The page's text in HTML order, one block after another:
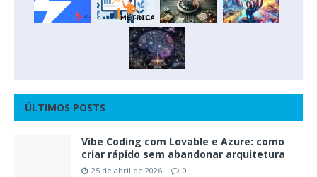
ÚLTIMOS POSTS
Vibe Coding com Lovable e Azure: como
criar rápido sem abandonar arquitetura
25 de abril de 2026 0